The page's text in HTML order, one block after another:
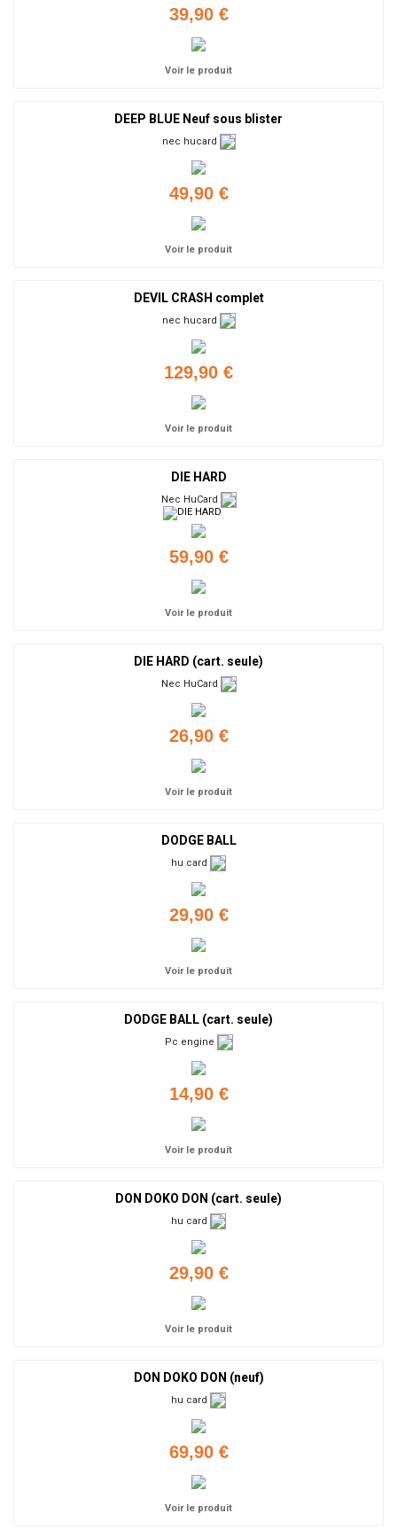
39,90 €
Voir le produit
DEEP BLUE Neuf sous blister
nec hucard
49,90 €
Voir le produit
DEVIL CRASH complet
nec hucard
129,90 €
Voir le produit
DIE HARD
Nec HuCard
59,90 €
Voir le produit
DIE HARD (cart. seule)
Nec HuCard
26,90 €
Voir le produit
DODGE BALL
hu card
29,90 €
Voir le produit
DODGE BALL (cart. seule)
Pc engine
14,90 €
Voir le produit
DON DOKO DON (cart. seule)
hu card
29,90 €
Voir le produit
DON DOKO DON (neuf)
hu card
69,90 €
Voir le produit